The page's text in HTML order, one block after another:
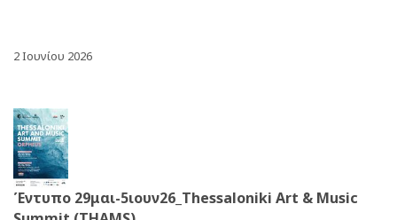
2 Ιουνίου 2026
Έντυπο 29μαι-5ιουν26_Thessaloniki Art & Music